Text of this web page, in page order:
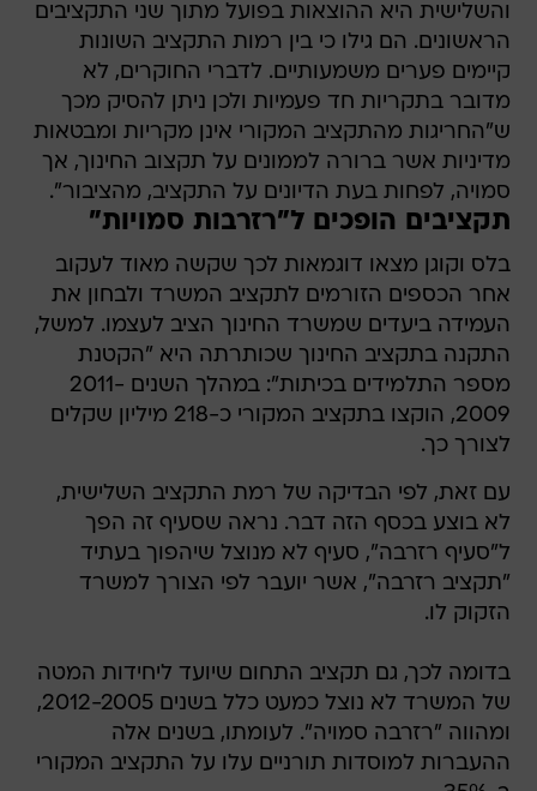
והשלישית היא ההוצאות בפועל מתוך שני התקציבים
הראשונים. הם גילו כי בין רמות התקציב השונות
קיימים פערים משמעותיים. לדברי החוקרים, לא
מדובר בתקריות חד פעמיות ולכן ניתן להסיק מכך
ש"החריגות מהתקציב המקורי אינן מקריות ומבטאות
מדיניות אשר ברורה לממונים על תקצוב החינוך, אך
סמויה, לפחות בעת הדיונים על התקציב, מהציבור".
תקציבים הופכים ל"רזרבות סמויות"
בלס וקוגן מצאו דוגמאות לכך שקשה מאוד לעקוב
אחר הכספים הזורמים לתקציב המשרד ולבחון את
העמידה ביעדים שמשרד החינוך הציב לעצמו. למשל,
התקנה בתקציב החינוך שכותרתה היא "הקטנת
מספר התלמידים בכיתות": במהלך השנים 2011-
2009, הוקצו בתקציב המקורי כ-218 מיליון שקלים
לצורך כך.
עם זאת, לפי הבדיקה של רמת התקציב השלישית,
לא בוצע בכסף הזה דבר. נראה שסעיף זה הפך
ל"סעיף רזרבה", סעיף לא מנוצל שיהפוך בעתיד
"תקציב רזרבה", אשר יועבר לפי הצורך למשרד
הזקוק לו.
בדומה לכך, גם תקציב התחום שיועד ליחידות המטה
של המשרד לא נוצל כמעט כלל בשנים 2012-2005,
ומהווה "רזרבה סמויה". לעומתו, בשנים אלה
ההעברות למוסדות תורניים עלו על התקציב המקורי